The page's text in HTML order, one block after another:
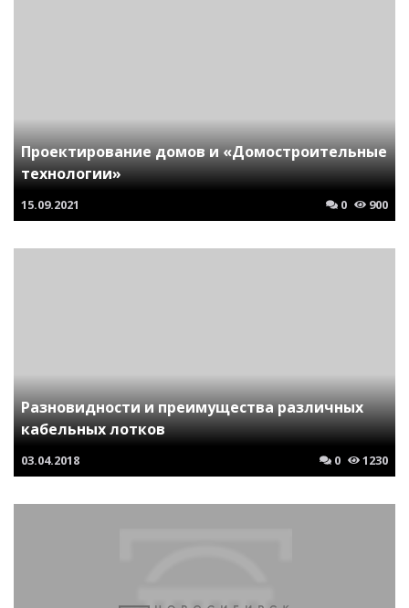
Проектирование домов и «Домостроительные
технологии»
15.09.2021 0 900
Разновидности и преимущества различных
кабельных лотков
03.04.2018 0 1230